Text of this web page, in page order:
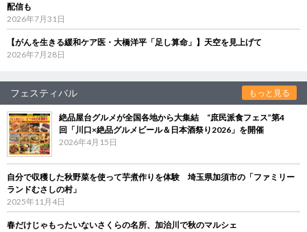
配信も
2026年7月31日
【がんを生きる緩和ケア医・大橋洋平「足し算命」】天空を見上げて
2026年7月28日
フェスティバル もっと見る
絶品屋台グルメが全国各地から大集結 “庶民派食フェス”第4
回「川口×絶品グルメビール＆日本酒祭り2026」を開催
2026年4月15日
自分で収穫した秋野菜を使って芋煮作りを体験 埼玉県加須市の「ファミリー
ランドむさしの村」
2025年11月4日
春だけじゃもったいないさくらの名所、加治川で秋のマルシェ